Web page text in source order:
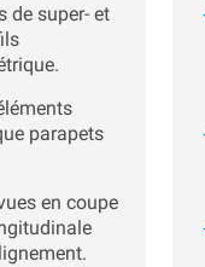
de super- et
parapets
en coupe